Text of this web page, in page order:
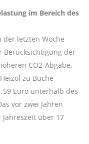
im Bereich des
der letzten Woche
Berücksichtigung der
CO2-Abgabe,
zu Buche
Euro unterhalb des
vor zwei Jahren
über 17